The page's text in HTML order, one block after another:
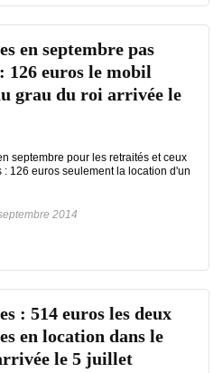
en septembre pas
126 euros le mobil
grau du roi arrivée le
septembre pour les retraités et ceux
126 euros seulement la location d'un
2014
: 514 euros les deux
en location dans le
le 5 juillet